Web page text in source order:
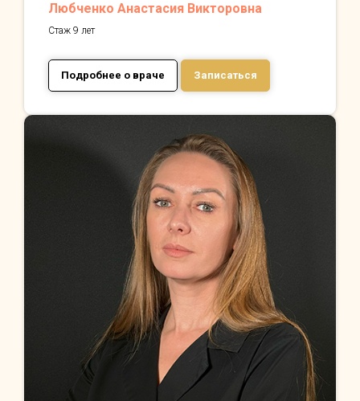
Любченко Анастасия Викторовна
Стаж 9 лет
Подробнее о враче Записаться